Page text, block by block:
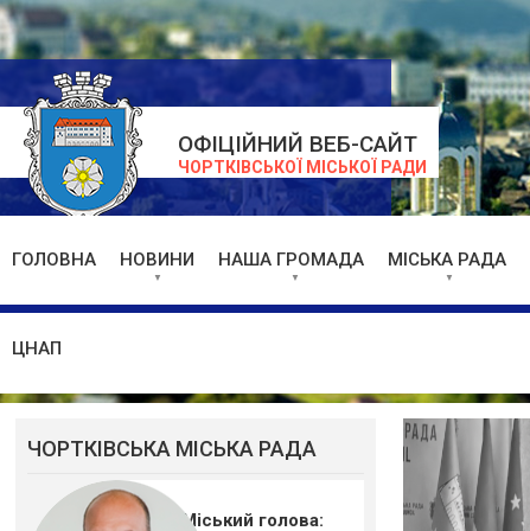
ОФІЦІЙНИЙ ВЕБ-САЙТ
ЧОРТКІВСЬКОЇ МІСЬКОЇ РАДИ
ГОЛОВНА НОВИНИ НАША ГРОМАДА МІСЬКА РАДА
ЦНАП
ЧОРТКІВСЬКА МІСЬКА РАДА
Міський голова: